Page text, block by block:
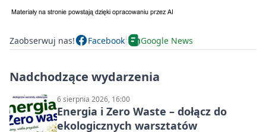
Zaobserwuj nas! Facebook Google News
Nadchodzące wydarzenia
6 sierpnia 2026, 16:00
Energia i Zero Waste – dołącz do
ekologicznych warsztatów